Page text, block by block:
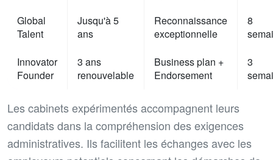
Global
Talent
Jusqu'à 5
ans
Reconnaissance
exceptionnelle
8
Innovator
Founder
3 ans
renouvelable
Business plan +
Endorsement
3
Les cabinets expérimentés accompagnent leurs
candidats dans la compréhension des exigences
administratives. Ils facilitent les échanges avec les